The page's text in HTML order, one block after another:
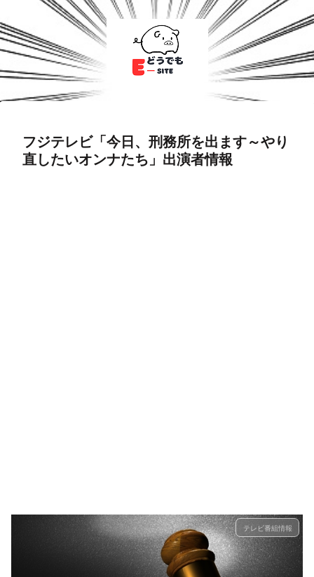
フジテレビ「今日、刑務所を出ます～やり
直したいオンナたち」出演者情報
テレビ番組情報